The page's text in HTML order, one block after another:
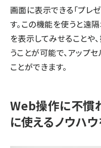
画面に表示できる「プレ
す。この機能を使うと遠
を表示してみせることや
うことが可能で、アップ
ことができます。
Web操作に不慣
に使えるノウハ